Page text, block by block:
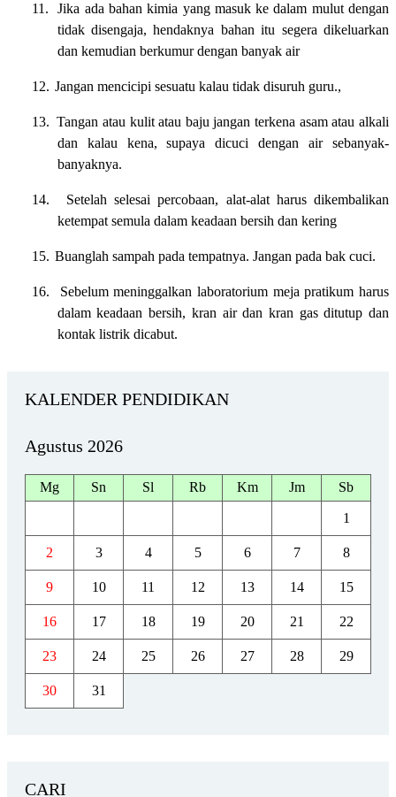
11.
Jika ada bahan kimia yang masuk ke dalam mulut dengan
tidak disengaja, hendaknya bahan itu segera dikeluarkan
dan kemudian berkumur dengan banyak air
12. Jangan mencicipi sesuatu kalau tidak disuruh guru.,
13. Tangan atau kulit atau baju jangan terkena asam atau alkali
dan kalau kena, supaya dicuci dengan air sebanyak-
banyaknya.
14.
Setelah selesai percobaan, alat-alat harus dikembalikan
ketempat semula dalam keadaan bersih dan kering
15. Buanglah sampah pada tempatnya. Jangan pada bak cuci.
16.
Sebelum meninggalkan laboratorium meja pratikum harus
dalam keadaan bersih, kran air dan kran gas ditutup dan
kontak listrik dicabut.
KALENDER PENDIDIKAN
Agustus 2026
Mg Sn Sl Rb Km Jm Sb
1
2 3 4 5 6 7 8
9 10 11 12 13 14 15
16 17 18 19 20 21 22
23 24 25 26 27 28 29
30 31
CARI